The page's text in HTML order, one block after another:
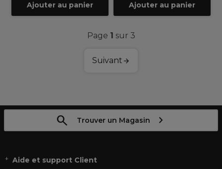
Ajouter au panier Ajouter au panier
Page 1 sur 3
Suivant
Trouver un Magasin
Aide et support Client